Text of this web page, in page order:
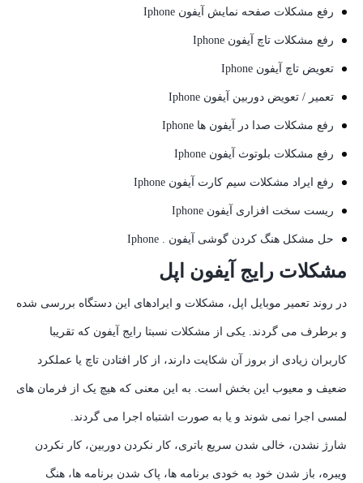
رفع مشکلات صفحه نمایش آیفون Iphone
رفع مشکلات تاچ آیفون Iphone
تعویض تاچ آیفون Iphone
تعمیر / تعویض دوربین آیفون Iphone
رفع مشکلات صدا در آیفون ها Iphone
رفع مشکلات بلوتوث آیفون Iphone
رفع ایراد مشکلات سیم کارت آیفون Iphone
ریست سخت افزاری آیفون Iphone
حل مشکل هنگ کردن گوشی آیفون . Iphone
مشکلات رایج آیفون اپل
در روند تعمیر موبایل اپل، مشکلات و ایرادهای این دستگاه بررسی شده
و برطرف می گردند. یکی از مشکلات نسبتا رایج آیفون که تقریبا
کاربران زیادی از بروز آن شکایت دارند، از کار افتادن تاچ یا عملکرد
ضعیف و معیوب این بخش است. به این معنی که هیچ یک از فرمان های
لمسی اجرا نمی شوند و یا به صورت اشتباه اجرا می گردند.
شارژ نشدن، خالی شدن سریع باتری، کار نکردن دوربین، کار نکردن
ویبره، باز شدن خود به خودی برنامه ها، پاک شدن برنامه ها، هنگ